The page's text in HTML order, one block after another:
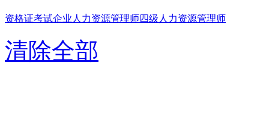
资格证考试企业人力资源管理师四级人力资源管理师
清除全部